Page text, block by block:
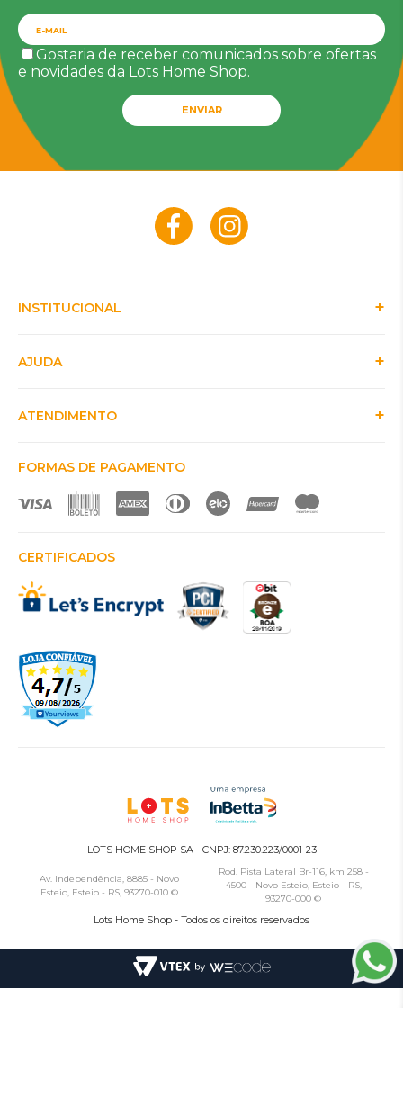
Gostaria de receber comunicados sobre ofertas
e novidades da Lots Home Shop.
ENVIAR
INSTITUCIONAL
AJUDA
ATENDIMENTO
FORMAS DE PAGAMENTO
CERTIFICADOS
LOTS HOME SHOP SA - CNPJ: 87.230.223/0001-23
Av. Independência, 8885 - Novo
Esteio, Esteio - RS, 93270-010 ©
Rod. Pista Lateral Br-116, km 258 -
4500 - Novo Esteio, Esteio - RS,
93270-000 ©
Lots Home Shop - Todos os direitos reservados